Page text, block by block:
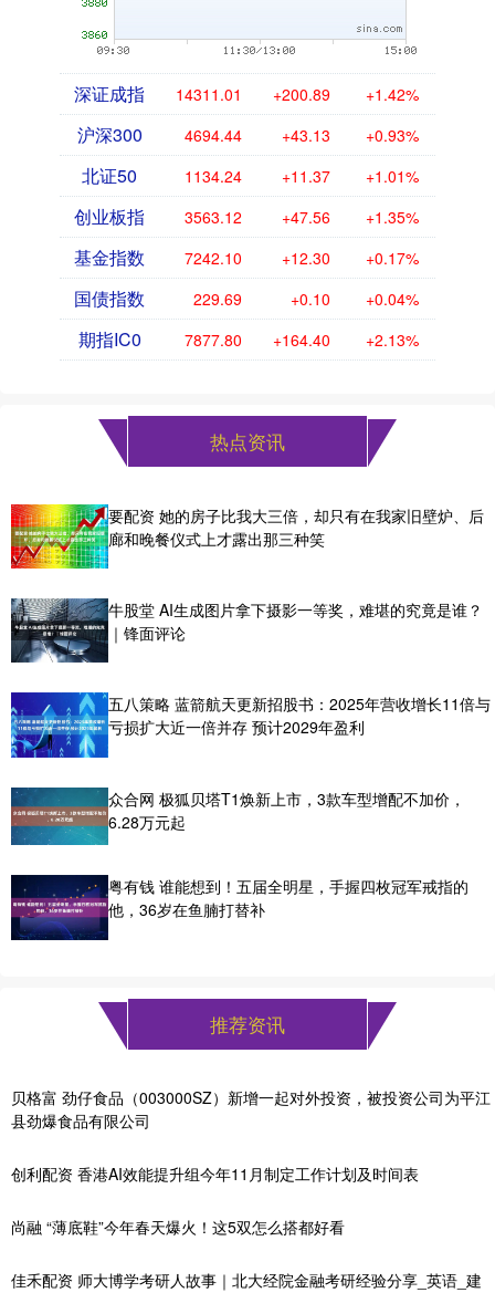
深证成指 14311.01 +200.89 +1.42%
沪深300 4694.44 +43.13 +0.93%
北证50 1134.24 +11.37 +1.01%
创业板指 3563.12 +47.56 +1.35%
基金指数 7242.10 +12.30 +0.17%
国债指数 229.69 +0.10 +0.04%
期指IC0 7877.80 +164.40 +2.13%
热点资讯
要配资 她的房子比我大三倍，却只有在我家旧壁炉、后
廊和晚餐仪式上才露出那三种笑
牛股堂 AI生成图片拿下摄影一等奖，难堪的究竟是谁？
｜锋面评论
五八策略 蓝箭航天更新招股书：2025年营收增长11倍与
亏损扩大近一倍并存 预计2029年盈利
众合网 极狐贝塔T1焕新上市，3款车型增配不加价，
6.28万元起
粤有钱 谁能想到！五届全明星，手握四枚冠军戒指的
他，36岁在鱼腩打替补
推荐资讯
贝格富 劲仔食品（003000SZ）新增一起对外投资，被投资公司为平江
县劲爆食品有限公司
创利配资 香港AI效能提升组今年11月制定工作计划及时间表
尚融 “薄底鞋”今年春天爆火！这5双怎么搭都好看
佳禾配资 师大博学考研人故事｜北大经院金融考研经验分享_英语_建